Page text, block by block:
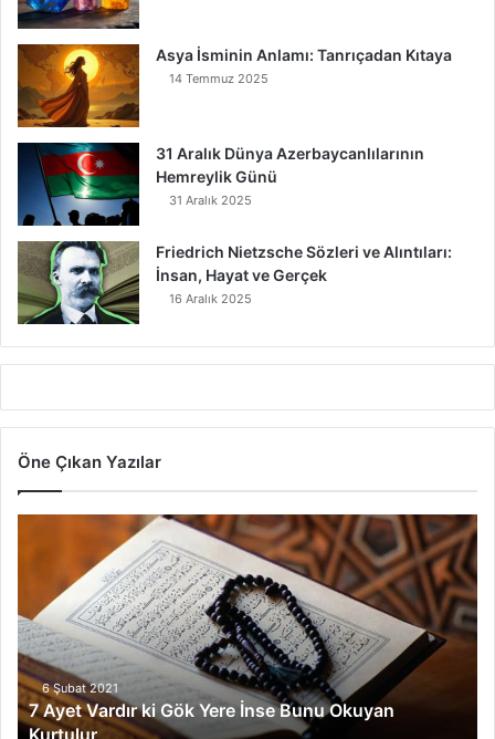
Asya İsminin Anlamı: Tanrıçadan Kıtaya
14 Temmuz 2025
31 Aralık Dünya Azerbaycanlılarının
Hemreylik Günü
31 Aralık 2025
Friedrich Nietzsche Sözleri ve Alıntıları:
İnsan, Hayat ve Gerçek
16 Aralık 2025
Öne Çıkan Yazılar
Gök
Yere
İnse
Bunu
Okuyan
Kurtulur
6 Şubat 2021
7 Ayet Vardır ki Gök Yere İnse Bunu Okuyan
Kurtulur